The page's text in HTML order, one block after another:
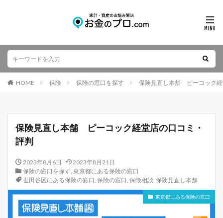
HOME 保険 保険の窓口を探す 保険見直し本舗 ピーコック
保険見直し本舗 ピーコック経堂店の口コミ・
評判
2023年8月6日
2023年8月21日
保険の窓口を探す, 東京都にある保険の窓口
世田谷区にある保険の窓口, 保険の窓口, 保険相談, 保険見直し本舗
東京都にある保険の窓口